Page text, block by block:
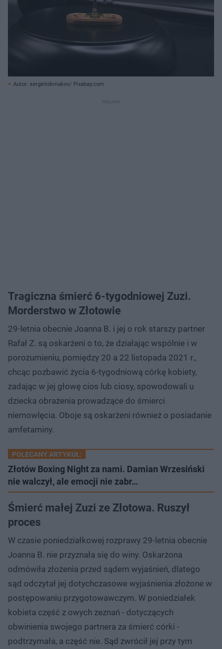
Autor: sergeitokmakov/ Pixabay.com
Tragiczna śmierć 6-tygodniowej Zuzi.
Morderstwo w Złotowie
29-letnia obecnie Joanna B. i jej o rok starszy partner
Rafał Z. są oskarżeni o to, że działając wspólnie i w
porozumieniu, pomiędzy 20 a 22 listopada 2021 r.,
chcąc pozbawić życia 6-tygodniową córkę kobiety,
zadając w jej głowę cios lub ciosy, spowodowali u
dziecka obrażenia prowadzące do śmierci
niemowlęcia. Oboje są oskarżeni również o posiadanie
amfetaminy.
POLECANY ARTYKUŁ:
Złotów Boxing Night za nami. Damian Wrzesiński
nie walczył, ale emocji nie zabr…
Śmierć małej Zuzi ze Złotowa. Ruszył
proces
W czasie poniedziałkowej rozprawy 29-letnia obecnie
Joanna B. nie przyznała się do winy. Oskarżona
odmówiła złożenia przed sądem wyjaśnień, dlatego
sąd odczytał jej dotychczasowe wyjaśnienia złożone w
postępowaniu przygotowawczym. W poniedziałek
kobieta część z owych zeznań - dotyczących
obwinienia swojego partnera za śmierć córki -
podtrzymała, a część nie. Sąd zwrócił jej przy tym